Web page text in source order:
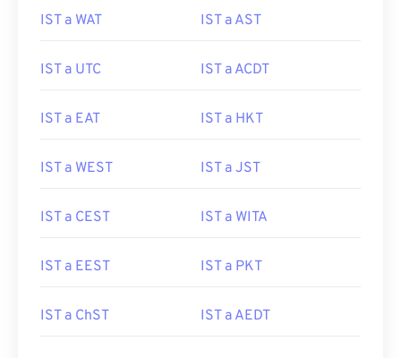
IST a WAT IST a AST
IST a UTC IST a ACDT
IST a EAT IST a HKT
IST a WEST IST a JST
IST a CEST IST a WITA
IST a EEST IST a PKT
IST a ChST IST a AEDT